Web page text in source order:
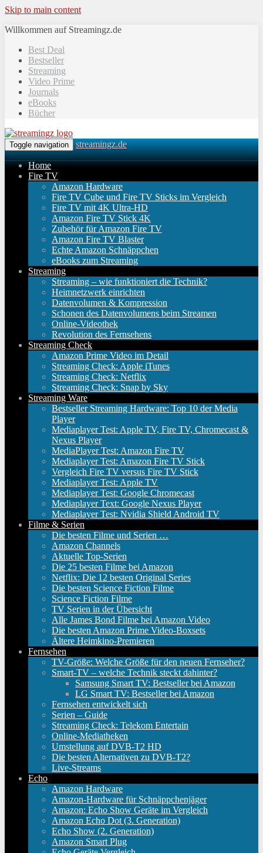
Skip to main content
Willkommen auf Streamingz.de
Best Deal
Bestseller
Streaming
Video Prime
Journals
eBooks
Bücher
Toggle navigation streamingz.de
Home
Fire TV
Amazon Hardware
Fire TV Cube und Fire TV Sticks im Vergleich
Fire TV mit 4K Ultra-HD
Amazon Fire TV Stick 4K
Zubehör für Amazon Fire TV
Amazon Fire TV Blaster
Echte Amazon Schnäppchen
eBooks zum Streaming
Streaming
Streaming – wie funktioniert die Technik?
Heimnetzwerk einrichten
Datenvolumen & Kompression
Schonen des Datenvolumens beim Streamen
Online-Videothek
Revolution des Fernsehens
Streaming Check
Amazon Prime Video im Detail
Streaming Check: Apple iTunes
Streaming Check: Netflix
Streaming Check: Snap by Sky
Streaming Ware
Bestseller Streaming Hardware: Top 10 der Media
Player
Mediaplayer Test: Apple TV, Fire TV, Chromecast &
Nexus Player
MediaPlayer Test: Amazon Fire TV
Mediaplayer Test: Amazon Fire TV Stick
Vergleich Fire TV versus Fire TV Stick
Mediaplayer Test: Apple TV
Mediaplayer Test: Google Chromecast
Mediaplayer Text: Google Nexus Player
Mediaplayer Test: Nvidia Shield Android TV
Filme & Serien
Die besten Filme und Serien …
Amazon Channels
Aktuelle Top-Serien
Die 25 besten Filme bei Amazon
Netflix: Die 12 besten Original Series
Die besten Science Fiction Filme
Science Fiction Filme
TV Serien in der Übersicht
Alle James Bond Filme bei Amazon Video
Die besten Amazon Prime Video-Boxsets
Ältere Heimkino-Premieren
Fernsehen
TV-Größe: Welche Größe für den neuen Fernseher?
Smart-TV – welche Technik steckt dahinter?
Samsung Smart TV: Bestseller bei Amazon
LG Smart TV: Bestseller bei Amazon
Fernsehen entwickelt sich
Serien – Guide
Streaming Check: Telekom Entertain
Online-Mediatheken
Umstellung auf DVB-T2 HD
Die besten Alternativen zu DVB-T2?
Live-Streams
Echo
Amazon Hardware
Amazon-Hardware für Schnäppchenjäger
Amazon: Echo Show Geräte im Vergleich
Amazon Echo Dot (3. Generation)
Echo Show (2. Generation)
Amazon Smart Plug